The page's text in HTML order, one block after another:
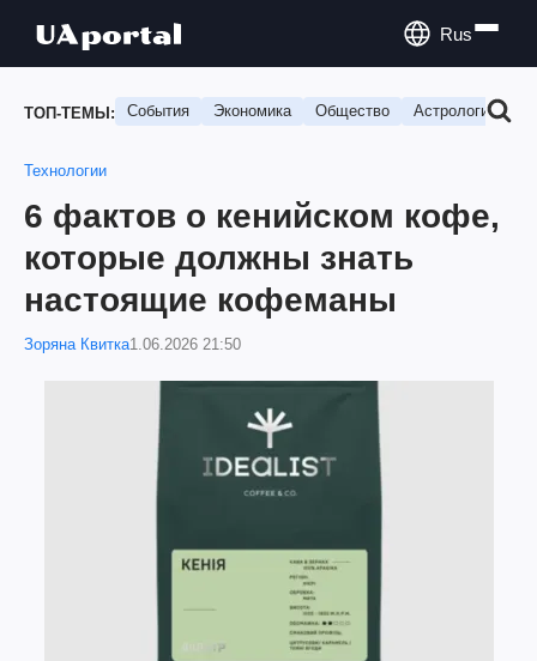
Rus
ТОП-ТЕМЫ: События Экономика Общество Астрология
Технологии
6 фактов о кенийском кофе,
которые должны знать
настоящие кофеманы
Зоряна Квитка1.06.2026 21:50